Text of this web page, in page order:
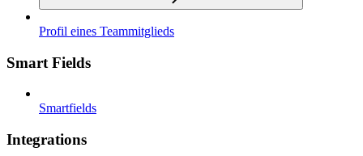
Profil eines Teammitglieds
Smart Fields
Smartfields
Integrations